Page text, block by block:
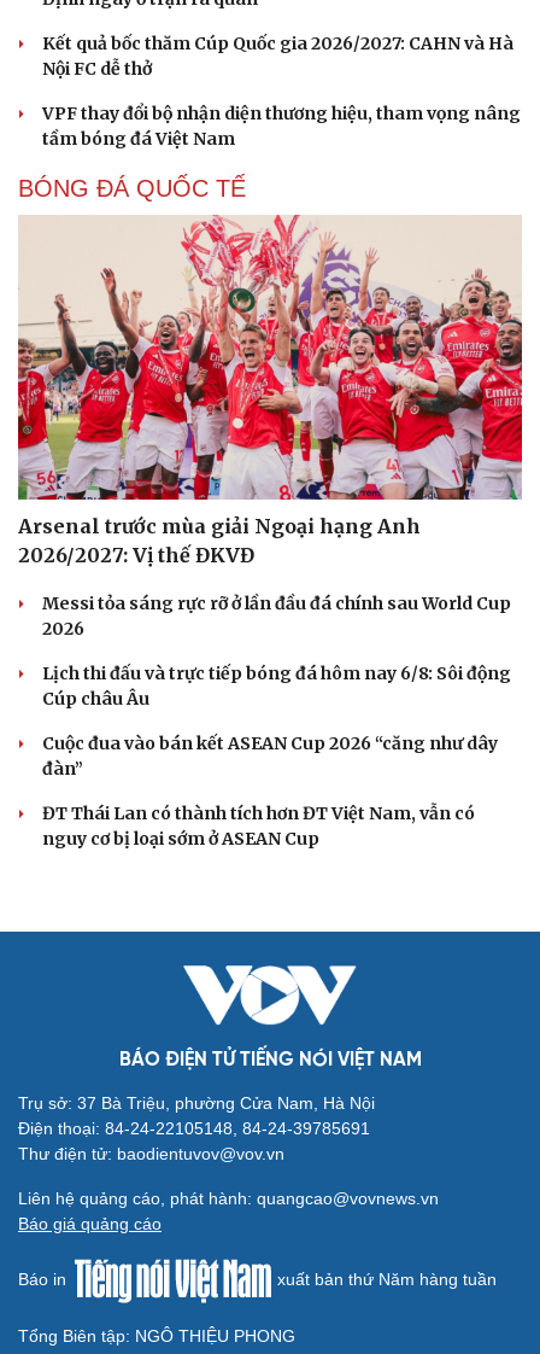
Kết quả bốc thăm Cúp Quốc gia 2026/2027: CAHN và Hà
Nội FC dễ thở
VPF thay đổi bộ nhận diện thương hiệu, tham vọng nâng
tầm bóng đá Việt Nam
BÓNG ĐÁ QUỐC TẾ
Arsenal trước mùa giải Ngoại hạng Anh
2026/2027: Vị thế ĐKVĐ
Messi tỏa sáng rực rỡ ở lần đầu đá chính sau World Cup
2026
Lịch thi đấu và trực tiếp bóng đá hôm nay 6/8: Sôi động
Cúp châu Âu
Cuộc đua vào bán kết ASEAN Cup 2026 “căng như dây
đàn”
ĐT Thái Lan có thành tích hơn ĐT Việt Nam, vẫn có
nguy cơ bị loại sớm ở ASEAN Cup
BÁO ĐIỆN TỬ TIẾNG NÓI VIỆT NAM
Trụ sở: 37 Bà Triệu, phường Cửa Nam, Hà Nội
Điện thoại: 84-24-22105148, 84-24-39785691
Thư điện tử: baodientuvov@vov.vn
Liên hệ quảng cáo, phát hành: quangcao@vovnews.vn
Báo giá quảng cáo
Báo in xuất bản thứ Năm hàng tuần
Tổng Biên tập: NGÔ THIỆU PHONG